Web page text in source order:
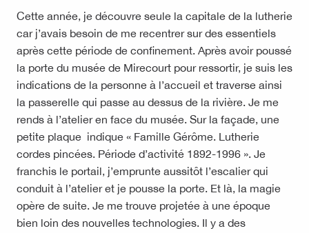
Cette année, je découvre seule la capitale de la lutherie
car j’avais besoin de me recentrer sur des essentiels
après cette période de confinement. Après avoir poussé
la porte du musée de Mirecourt pour ressortir, je suis les
indications de la personne à l’accueil et traverse ainsi
la passerelle qui passe au dessus de la rivière. Je me
rends à l’atelier en face du musée. Sur la façade, une
petite plaque indique « Famille Gérôme. Lutherie
cordes pincées. Période d’activité 1892-1996 ». Je
franchis le portail, j’emprunte aussitôt l’escalier qui
conduit à l’atelier et je pousse la porte. Et là, la magie
opère de suite. Je me trouve projetée à une époque
bien loin des nouvelles technologies. Il y a des